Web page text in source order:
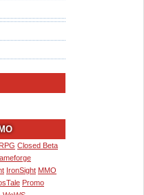
Closed Beta
IronSight MMO
Promo